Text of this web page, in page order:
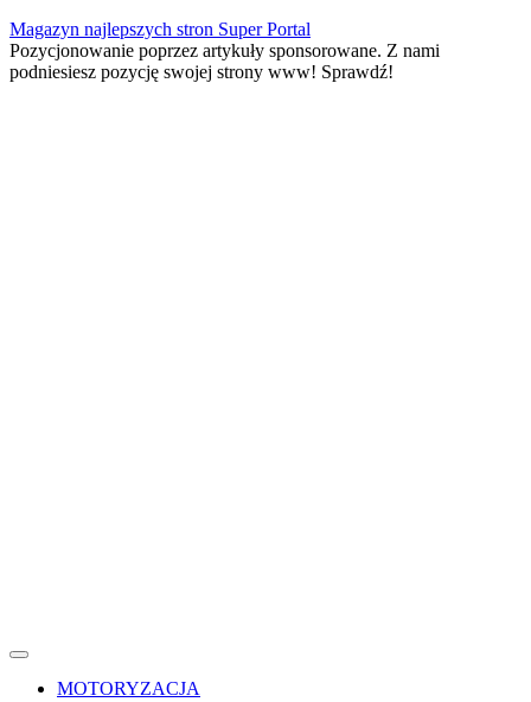
Skip
to
content
Magazyn najlepszych stron Super Portal
Pozycjonowanie poprzez artykuły sponsorowane. Z nami
podniesiesz pozycję swojej strony www! Sprawdź!
Menu
MOTORYZACJA